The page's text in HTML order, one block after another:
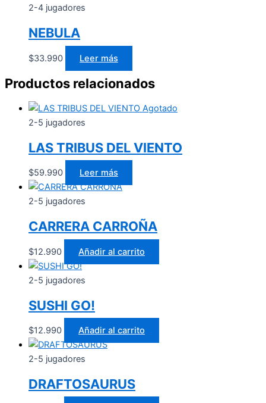
2-4 jugadores
NEBULA
$33.990 Leer más
Productos relacionados
Agotado
2-5 jugadores
LAS TRIBUS DEL VIENTO
$59.990 Leer más
2-5 jugadores
CARRERA CARROÑA
$12.990 Añadir al carrito
2-5 jugadores
SUSHI GO!
$12.990 Añadir al carrito
2-5 jugadores
DRAFTOSAURUS